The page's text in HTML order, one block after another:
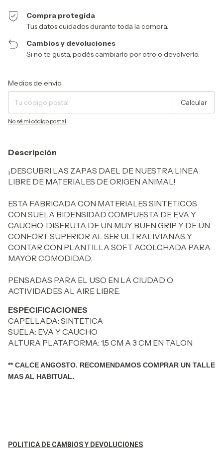
Compra protegida
Tus datos cuidados durante toda la compra.
Cambios y devoluciones
Si no te gusta, podés cambiarlo por otro o devolverlo.
Entregas para el CP:
Medios de envío
Calcular
No sé mi código postal
Descripción
¡DESCUBRI LAS ZAPAS DAEL DE NUESTRA LINEA
LIBRE DE MATERIALES DE ORIGEN ANIMAL!
ESTA FABRICADA CON MATERIALES SINTETICOS
CON SUELA BIDENSIDAD COMPUESTA DE EVA Y
CAUCHO. DISFRUTA DE UN MUY BUEN GRIP Y DE UN
CONFORT SUPERIOR AL SER ULTRALIVIANAS Y
CONTAR CON PLANTILLA SOFT ACOLCHADA PARA
MAYOR COMODIDAD.
PENSADAS PARA EL USO EN LA CIUDAD O
ACTIVIDADES AL AIRE LIBRE.
ESPECIFICACIONES
CAPELLADA: SINTETICA
SUELA: EVA Y CAUCHO
ALTURA PLATAFORMA: 1,5 CM A 3 CM EN TALON
** CALCE ANGOSTO. RECOMENDAMOS COMPRAR UN TALLE
MAS AL HABITUAL.
POLITICA DE CAMBIOS Y DEVOLUCIONES